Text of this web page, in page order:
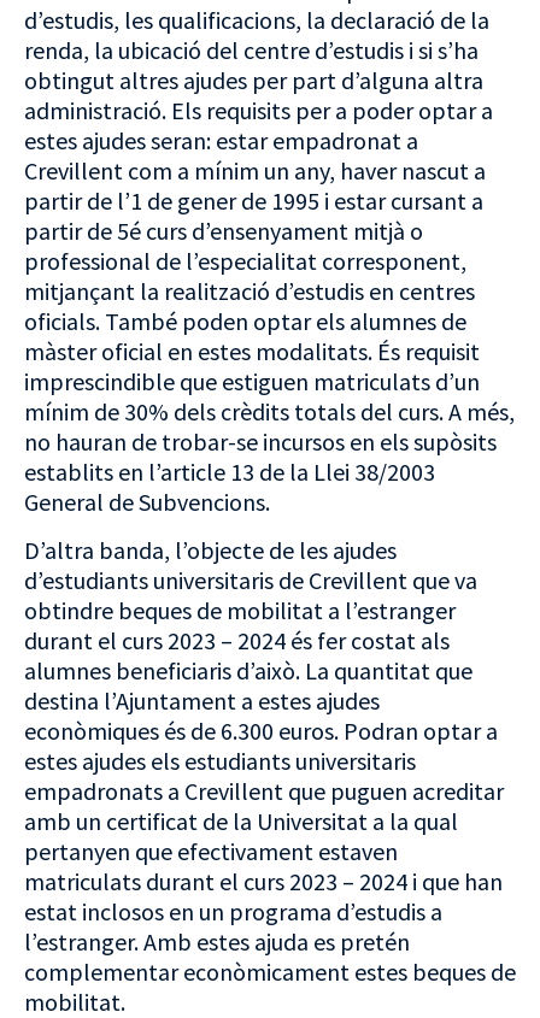
d’estudis, les qualificacions, la declaració de la
renda, la ubicació del centre d’estudis i si s’ha
obtingut altres ajudes per part d’alguna altra
administració. Els requisits per a poder optar a
estes ajudes seran: estar empadronat a
Crevillent com a mínim un any, haver nascut a
partir de l’1 de gener de 1995 i estar cursant a
partir de 5é curs d’ensenyament mitjà o
professional de l’especialitat corresponent,
mitjançant la realització d’estudis en centres
oficials. També poden optar els alumnes de
màster oficial en estes modalitats. És requisit
imprescindible que estiguen matriculats d’un
mínim de 30% dels crèdits totals del curs. A més,
no hauran de trobar-se incursos en els supòsits
establits en l’article 13 de la Llei 38/2003
General de Subvencions.
D’altra banda, l’objecte de les ajudes
d’estudiants universitaris de Crevillent que va
obtindre beques de mobilitat a l’estranger
durant el curs 2023 – 2024 és fer costat als
alumnes beneficiaris d’això. La quantitat que
destina l’Ajuntament a estes ajudes
econòmiques és de 6.300 euros. Podran optar a
estes ajudes els estudiants universitaris
empadronats a Crevillent que puguen acreditar
amb un certificat de la Universitat a la qual
pertanyen que efectivament estaven
matriculats durant el curs 2023 – 2024 i que han
estat inclosos en un programa d’estudis a
l’estranger. Amb estes ajuda es pretén
complementar econòmicament estes beques de
mobilitat.